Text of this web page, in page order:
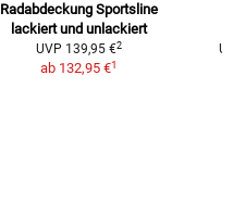
Radabdeckung Sportsline
lackiert und unlackiert
UVP 139,95 €2
ab 132,95 €1